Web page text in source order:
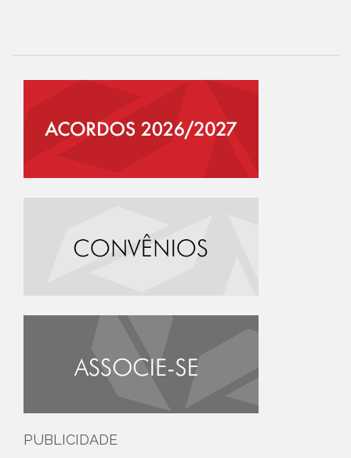
PUBLICIDADE